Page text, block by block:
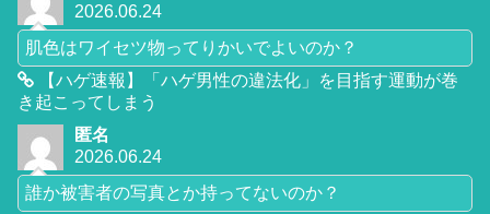
2026.06.24
肌色はワイセツ物ってりかいでよいのか？
【ハゲ速報】「ハゲ男性の違法化」を目指す運動が巻
き起こってしまう
匿名
2026.06.24
誰か被害者の写真とか持ってないのか？